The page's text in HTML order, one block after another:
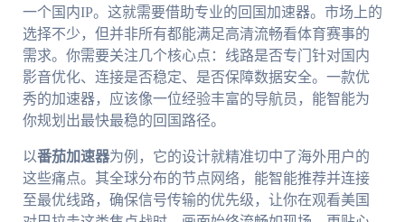
一个国内IP。这就需要借助专业的回国加速器。市场上的
选择不少，但并非所有都能满足高清流畅看体育赛事的
需求。你需要关注几个核心点：线路是否专门针对国内
影音优化、连接是否稳定、是否保障数据安全。一款优
秀的加速器，应该像一位经验丰富的导航员，能智能为
你规划出最快最稳的回国路径。
以番茄加速器为例，它的设计就精准切中了海外用户的
这些痛点。其全球分布的节点网络，能智能推荐并连接
至最优线路，确保信号传输的优先级，让你在观看美国